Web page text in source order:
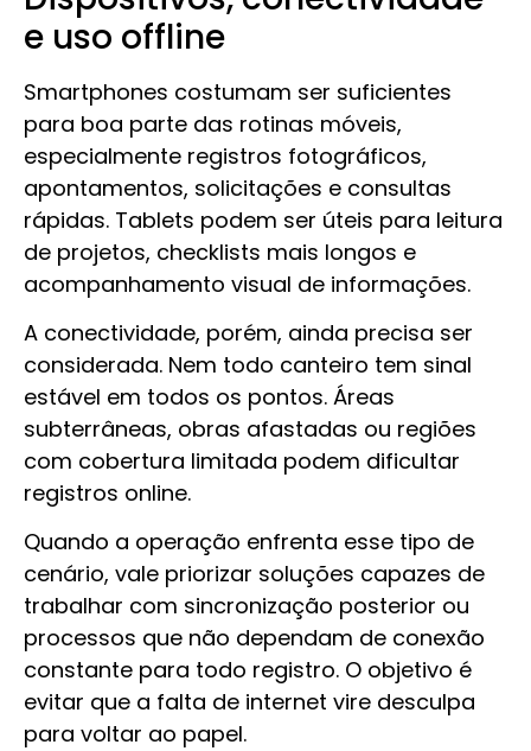
e uso offline
Smartphones costumam ser suficientes
para boa parte das rotinas móveis,
especialmente registros fotográficos,
apontamentos, solicitações e consultas
rápidas. Tablets podem ser úteis para leitura
de projetos, checklists mais longos e
acompanhamento visual de informações.
A conectividade, porém, ainda precisa ser
considerada. Nem todo canteiro tem sinal
estável em todos os pontos. Áreas
subterrâneas, obras afastadas ou regiões
com cobertura limitada podem dificultar
registros online.
Quando a operação enfrenta esse tipo de
cenário, vale priorizar soluções capazes de
trabalhar com sincronização posterior ou
processos que não dependam de conexão
constante para todo registro. O objetivo é
evitar que a falta de internet vire desculpa
para voltar ao papel.